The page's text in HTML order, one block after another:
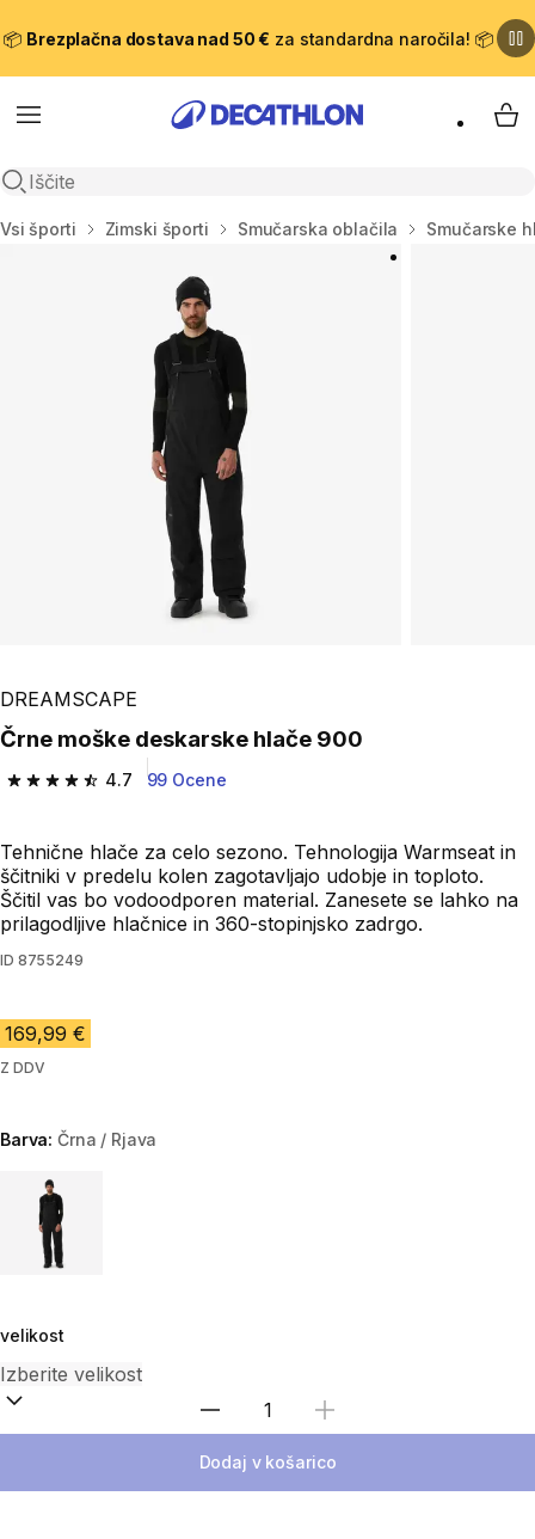
📦 Brezplačna dostava nad 50 € za standardna naročila! 📦
Meni
Odpri iskanje
Domov
Vsi športi Zimski športi Smučarska oblačila Smučarske
DREAMSCAPE
Črne moške deskarske hlače 900
4.7
4.7 od 5 zvezdic from 99 ocene
99 Ocene
Tehnične hlače za celo sezono. Tehnologija Warmseat in
ščitniki v predelu kolen zagotavljajo udobje in toploto.
Ščitil vas bo vodoodporen material. Zanesete se lahko na
prilagodljive hlačnice in 360-stopinjsko zadrgo.
ID 8755249
169,99 €
Z DDV
Barva:Črna / Rjava
Choose a variant
velikost
Izberite količino
Dodaj v košarico